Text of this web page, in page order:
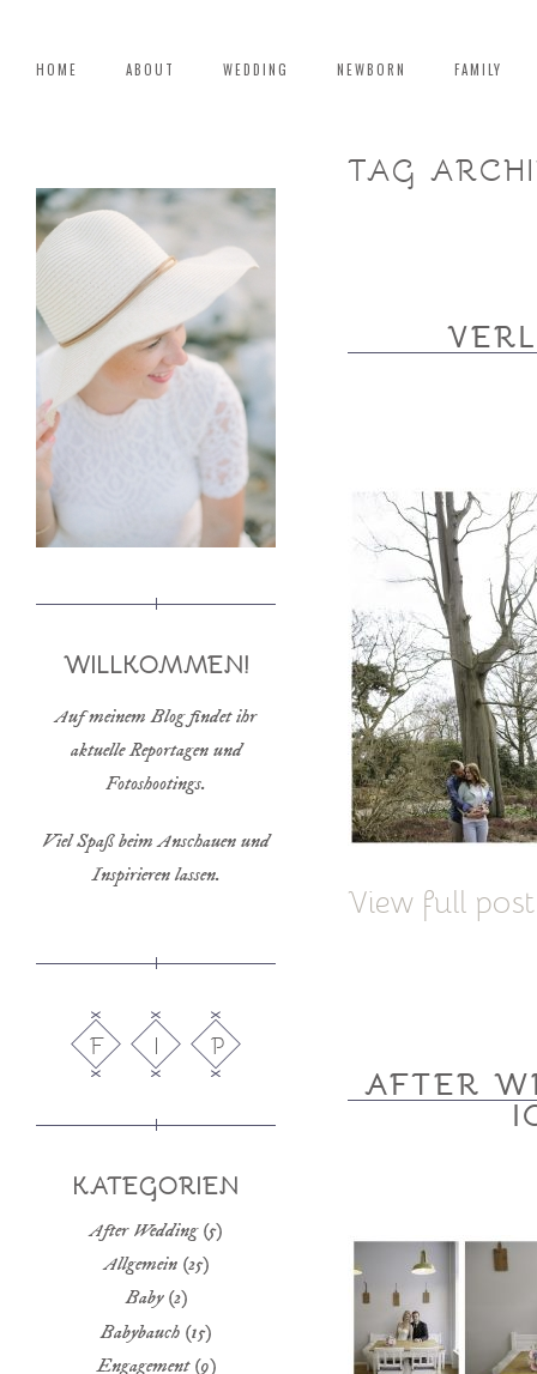
HOME ABOUT WEDDING NEWBORN FAMILY
WILLKOMMEN!
Auf meinem Blog findet ihr
aktuelle Reportagen und
Fotoshootings.
Viel Spaß beim Anschauen und
Inspirieren lassen.
F I P
KATEGORIEN
After Wedding(5)
Allgemein(25)
Baby(2)
Babybauch (15)
Engagement(9)
TAG
View full
AFTER